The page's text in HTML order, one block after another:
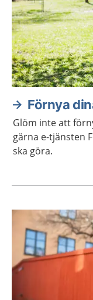
Förnya
Glöm inte att
gärna e-tjänsten
ska göra.
Aktuella